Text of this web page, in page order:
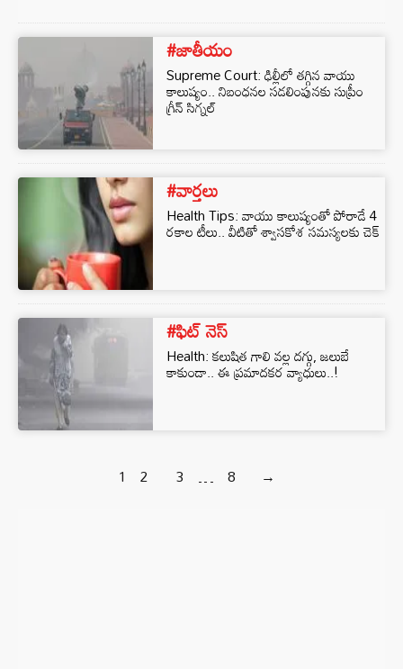
#జాతీయం
Supreme Court: ఢిల్లీలో తగ్గిన వాయు
కాలుష్యం.. నిబంధనల సడలింపునకు సుప్రీం
గ్రీన్ సిగ్నల్
#వార్తలు
Health Tips: వాయు కాలుష్యంతో పోరాడే 4
రకాల టీలు.. వీటితో శ్వాసకోశ సమస్యలకు చెక్
#ఫిట్ నెస్
Health: కలుషిత గాలి వల్ల దగ్గు, జలుబే
కాకుండా.. ఈ ప్రమాదకర వ్యాధులు..!
1 2 3 … 8 →